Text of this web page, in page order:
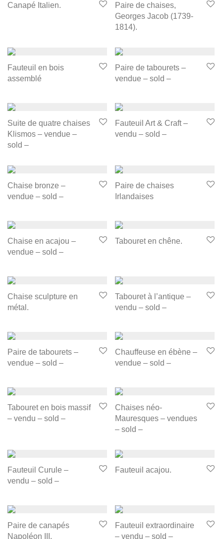
Canapé Italien.
Paire de chaises,
Georges Jacob (1739-
1814).
Fauteuil en bois
assemblé
Paire de tabourets –
vendue – sold –
Suite de quatre chaises
Klismos – vendue –
sold –
Fauteuil Art & Craft –
vendu – sold –
Chaise bronze –
vendue – sold –
Paire de chaises
Irlandaises
Chaise en acajou –
vendue – sold –
Tabouret en chêne.
Chaise sculpture en
métal.
Tabouret à l’antique –
vendu – sold –
Paire de tabourets –
vendue – sold –
Chauffeuse en ébène –
vendue – sold –
Tabouret en bois massif
– vendu – sold –
Chaises néo-
Mauresques – vendues
– sold –
Fauteuil Curule –
vendu – sold –
Fauteuil acajou.
Paire de canapés
Napoléon III.
Fauteuil extraordinaire
– vendu – sold –